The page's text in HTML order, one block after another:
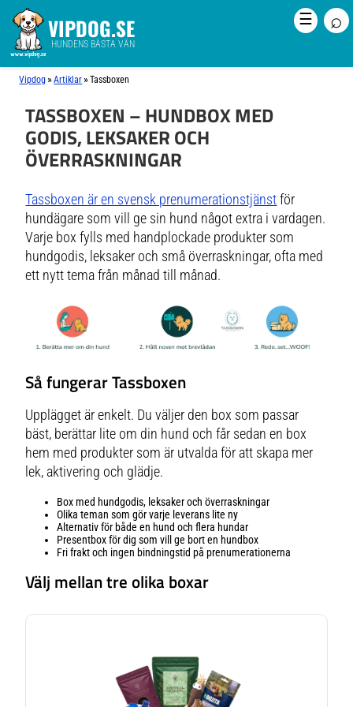
VIPDOG.SE
HUNDENS BÄSTA VÄN
☰ ⌕
Vipdog »Artiklar »Tassboxen
TASSBOXEN – HUNDBOX MED
GODIS, LEKSAKER OCH
ÖVERRASKNINGAR
Tassboxen är en svensk prenumerationstjänst för
hundägare som vill ge sin hund något extra i vardagen.
Varje box fylls med handplockade produkter som
hundgodis, leksaker och små överraskningar, ofta med
ett nytt tema från månad till månad.
Så fungerar Tassboxen
Upplägget är enkelt. Du väljer den box som passar
bäst, berättar lite om din hund och får sedan en box
hem med produkter som är utvalda för att skapa mer
lek, aktivering och glädje.
Box med hundgodis, leksaker och överraskningar
Olika teman som gör varje leverans lite ny
Alternativ för både en hund och flera hundar
Presentbox för dig som vill ge bort en hundbox
Fri frakt och ingen bindningstid på prenumerationerna
Välj mellan tre olika boxar